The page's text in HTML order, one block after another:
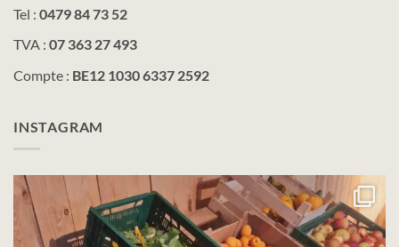
Tel : 0479 84 73 52
TVA : 07 363 27 493
Compte : BE12 1030 6337 2592
INSTAGRAM